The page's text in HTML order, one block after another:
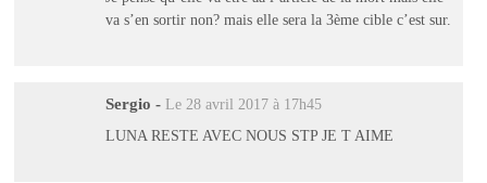
va s’en sortir non? mais elle sera la 3ème cible c’est sur.
Sergio - Le 28 avril 2017 à 17h45
LUNA RESTE AVEC NOUS STP JE T AIME